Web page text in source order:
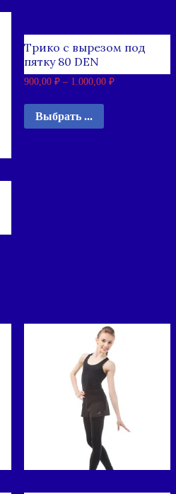
Трико с вырезом под
пятку 80 DEN
900,00 ₽– 1.000,00 ₽
Выбрать ...